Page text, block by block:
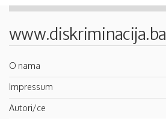
www.diskriminacija.ba
O nama
Impressum
Autori/ce